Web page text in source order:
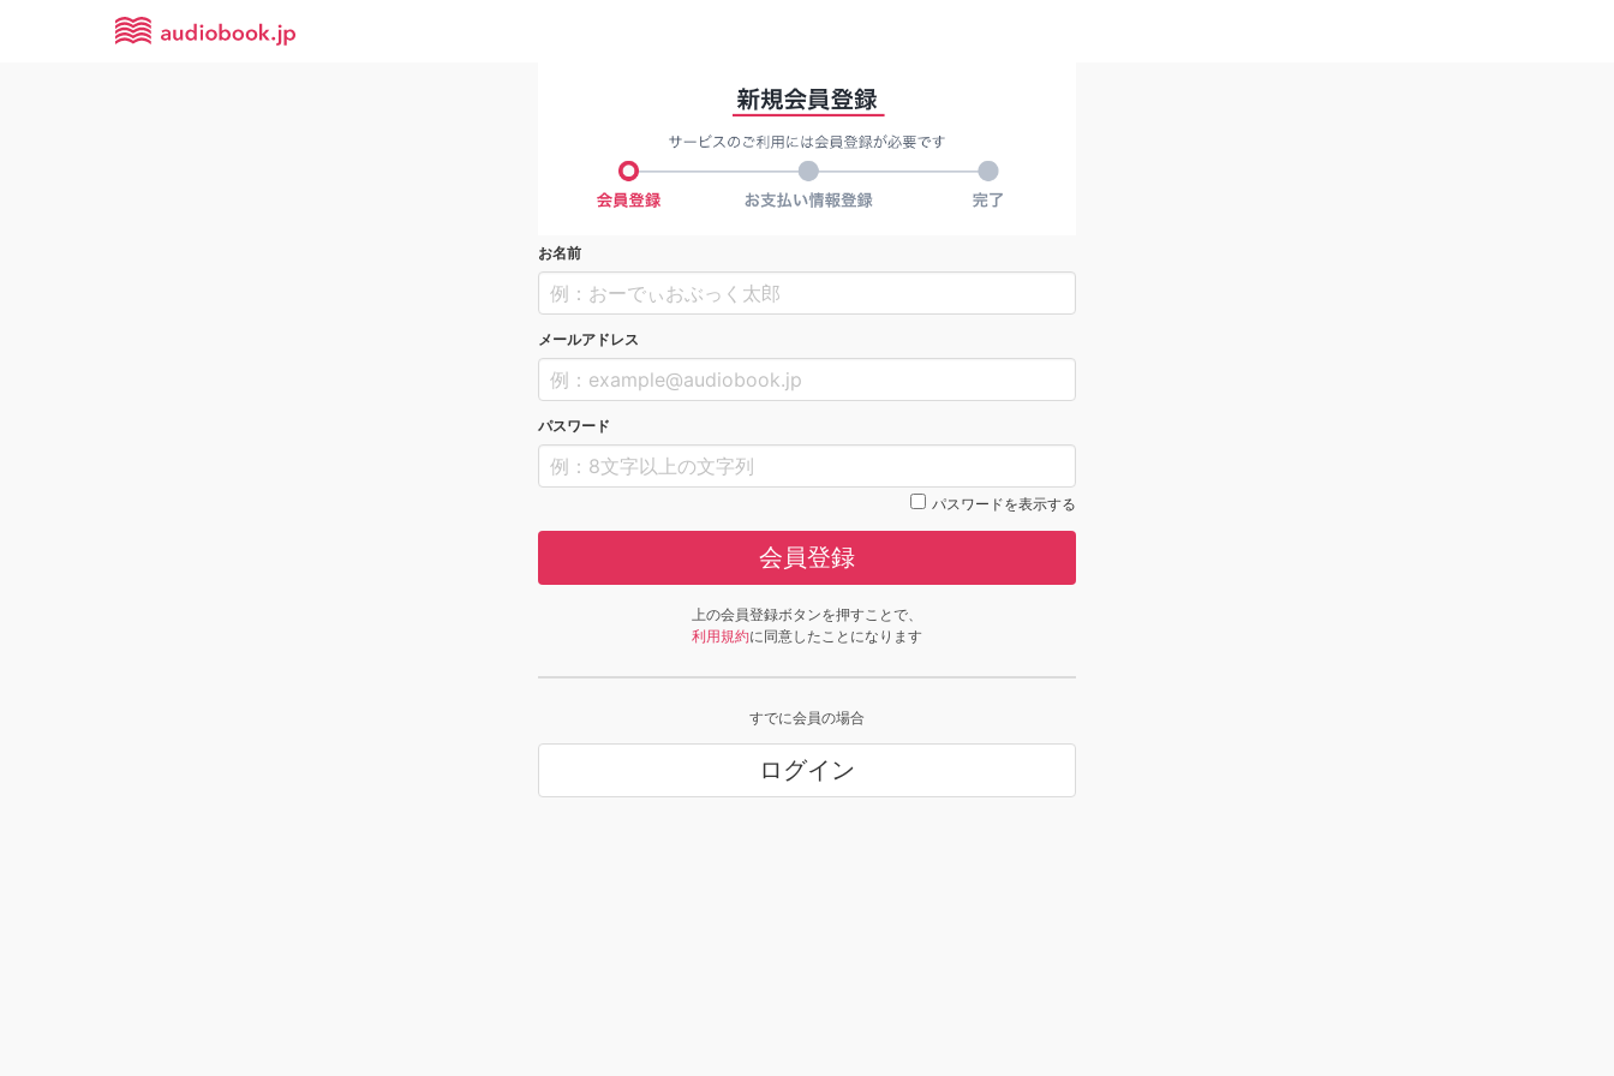
お名前
メールアドレス
パスワード
パスワードを表示する
会員登録
上の会員登録ボタンを押すことで、
利用規約に同意したことになります
すでに会員の場合
ログイン